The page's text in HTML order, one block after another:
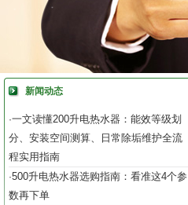
新闻动态
·一文读懂200升电热水器：能效等级划
分、安装空间测算、日常除垢维护全流
程实用指南
·500升电热水器选购指南：看准这4个参
数再下单